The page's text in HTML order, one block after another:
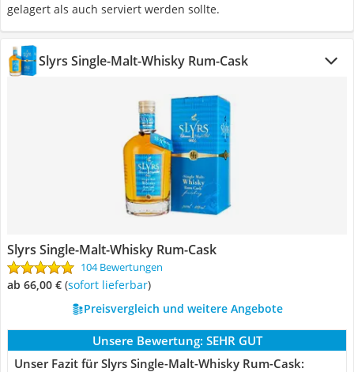
gelagert als auch serviert werden sollte.
Slyrs Single-Malt-Whisky Rum-Cask
Slyrs Single-Malt-Whisky Rum-Cask
104 Bewertungen
ab 66,00 € ( Sofort lieferbar)
Preisvergleich und weitere Angebote
Unsere Bewertung: SEHR GUT
Unser Fazit für Slyrs Single-Malt-Whisky Rum-Cask: